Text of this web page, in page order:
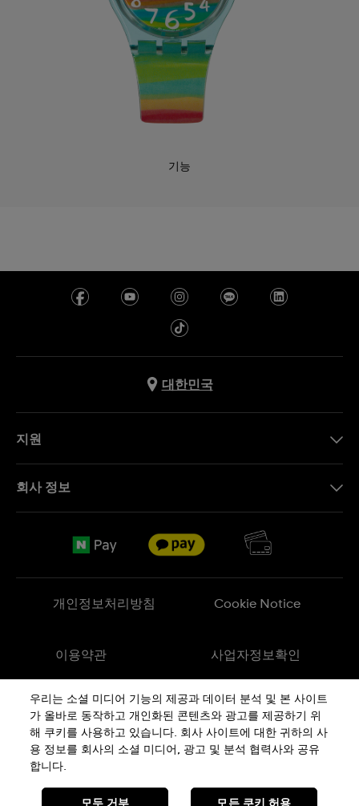
기능
대한민국
지원
반품 정책
회사 정보
Sitemap
개인정보처리방침 Cookie Notice
이용약관 사업자정보확인
메이드 인 스위스
상호 : 스와치그룹코리아(주) | 대표 : STEPHEN DAMON DE LUCCHI
사업자등록번호: 220-81-01107
주소 : 서울특별시 서대문구
우리는 소셜 미디어 기능의 제공과 데이터 분석 및 본 사이트
가 올바로 동작하고 개인화된 콘텐츠와 광고를 제공하기 위
해 쿠키를 사용하고 있습니다. 회사 사이트에 대한 귀하의 사
용 정보를 회사의 소셜 미디어, 광고 및 분석 협력사와 공유
합니다.
모두 거부 모든 쿠키 허용